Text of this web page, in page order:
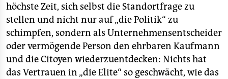
höchste Zeit, sich selbst die Standortfrage zu
stellen und nicht nur auf „die Politik“ zu
schimpfen, sondern als Unternehmensentscheider
oder vermögende Person den ehrbaren Kaufmann
und die Citoyen wiederzuentdecken: Nichts hat
das Vertrauen in „die Elite“ so geschwächt, wie das